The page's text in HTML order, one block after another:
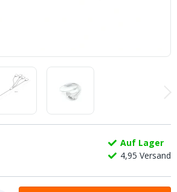
Auf Lager
4,95 Versand